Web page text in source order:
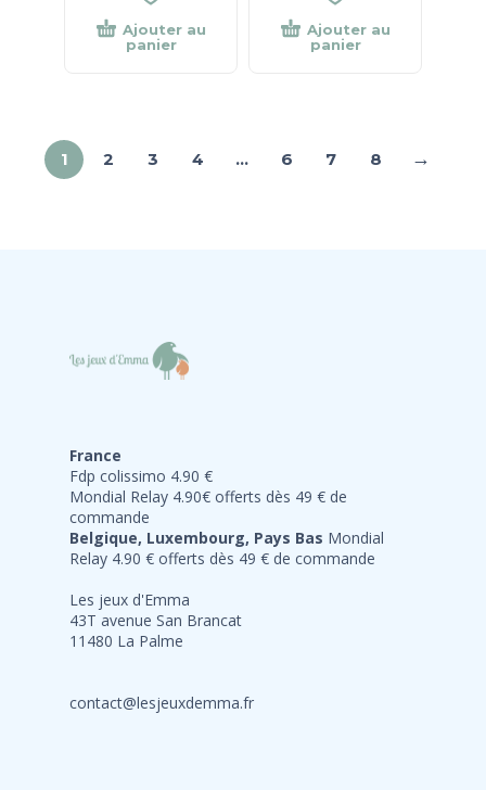
Ajouter au
panier
Ajouter au
panier
1 2 3 4 … 6 7 8 →
France
Fdp colissimo 4.90 €
Mondial Relay 4.90€ offerts dès 49 € de
commande
Belgique, Luxembourg, Pays Bas Mondial
Relay 4.90 € offerts dès 49 € de commande
Les jeux d'Emma
43T avenue San Brancat
11480 La Palme
contact@lesjeuxdemma.fr